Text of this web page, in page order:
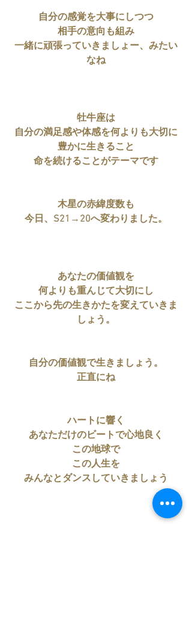
自分の感覚を大事にしつつ
相手の意向も組み
一緒に頑張っていきましょー、みたい
なね
牡牛座は
自分の満足感や体感を何よりも大切に
豊かに生きること
命を続けることがテーマです
木星の赤緯度数も
今日、S21→20へ変わりました。
あなたの価値観を
何よりも重んじて大切にし
ここから先の生きかたを変えていきま
しょう。
自分の価値観で生きましょう。
正直にね
ハートに響く
あなただけのビートで心地良く
この地球で
この人生を
みんなとダンスしていきましょう